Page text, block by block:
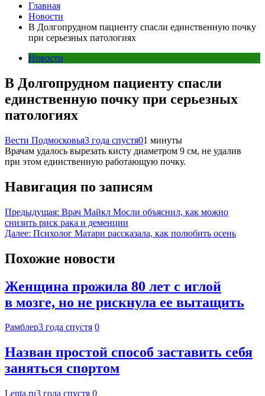
Главная
Новости
В Долгопрудном пациенту спасли единственную почку
при серьезных патологиях
Новости
В Долгопрудном пациенту спасли
единственную почку при серьезных
патологиях
Вести Подмосковья3 года спустя01 минуты
Врачам удалось вырезать кисту диаметром 9 см, не удалив
при этом единственную работающую почку.
Навигация по записям
Предыдущая: Врач Майкл Мосли объяснил, как можно
снизить риск рака и деменции
Далее: Психолог Матари рассказала, как полюбить осень
Похожие новости
Женщина прожила 80 лет с иглой
в мозге, но не рискнула ее вытащить
Рамблер3 года спустя 0
Назван простой способ заставить себя
заняться спортом
Lenta.ru3 года спустя 0